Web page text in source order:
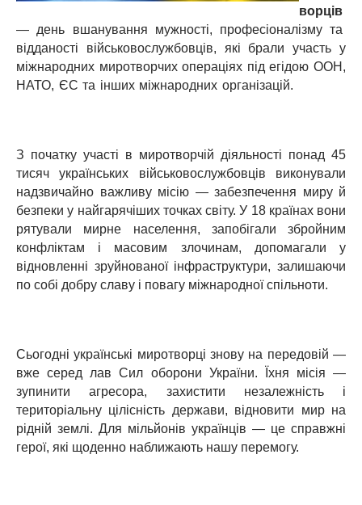
ворців
— день вшанування мужності, професіоналізму та
відданості військовослужбовців, які брали участь у
міжнародних миротворчих операціях під егідою ООН,
НАТО, ЄС та інших міжнародних організацій.
З початку участі в миротворчій діяльності понад 45
тисяч українських військовослужбовців виконували
надзвичайно важливу місію — забезпечення миру й
безпеки у найгарячіших точках світу. У 18 країнах вони
рятували мирне населення, запобігали збройним
конфліктам і масовим злочинам, допомагали у
відновленні зруйнованої інфраструктури, залишаючи
по собі добру славу і повагу міжнародної спільноти.
Сьогодні українські миротворці знову на передовій —
вже серед лав Сил оборони України. Їхня місія —
зупинити агресора, захистити незалежність і
територіальну цілісність держави, відновити мир на
рідній землі. Для мільйонів українців — це справжні
герої, які щоденно наближають нашу перемогу.